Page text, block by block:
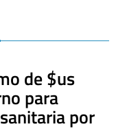
de $us
para
por